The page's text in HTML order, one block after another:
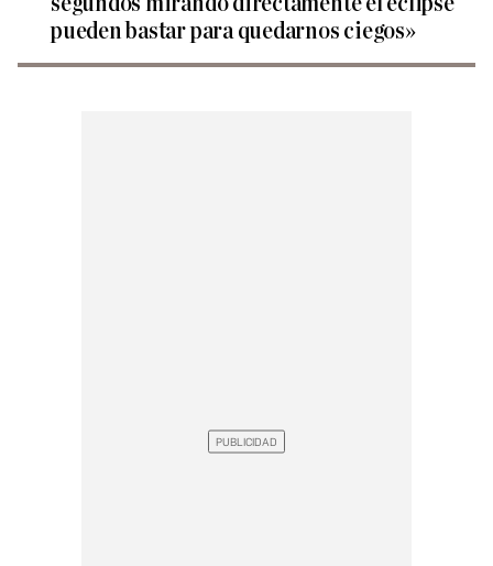
pueden bastar para quedarnos ciegos»